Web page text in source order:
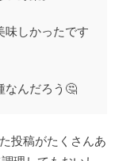
味しかったです
なんだろう🤔
投稿がたくさんあ